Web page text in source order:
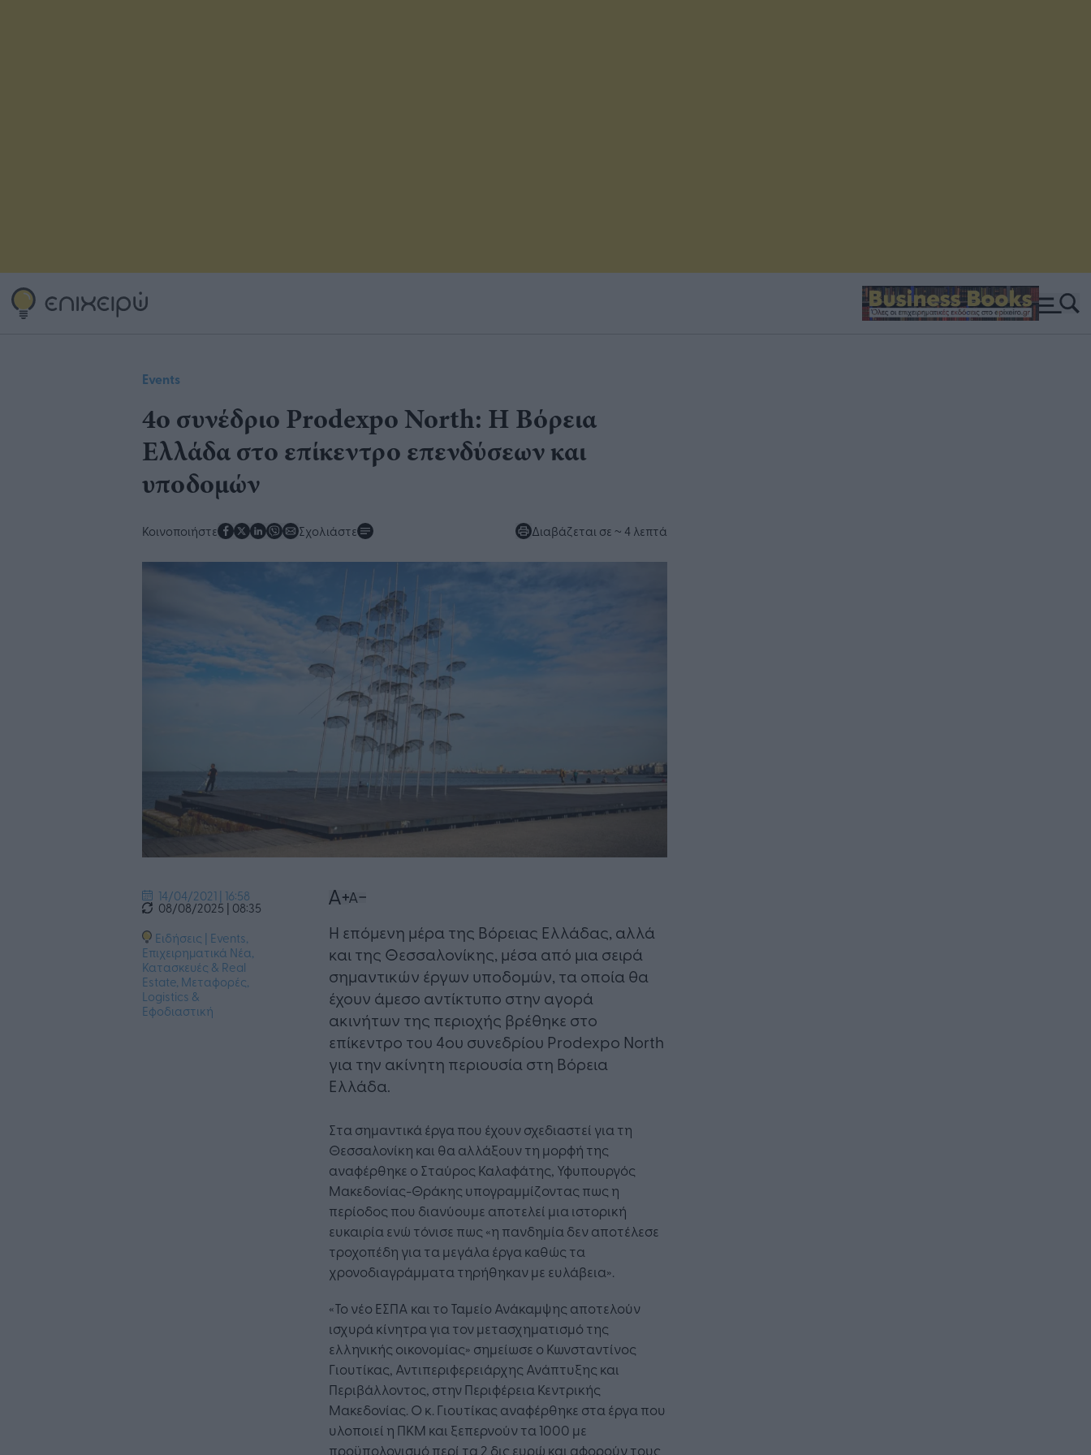
Events
4ο συνέδριο Prodexpo North: ​Η Βόρεια
Ελλάδα στο επίκεντρο επενδύσεων και
υποδομών
Κοινοποιήστε Σχολιάστε Διαβάζεται σε ~ 4 λεπτά
14/04/2021 | 16:58
08/08/2025 | 08:35
Ειδήσεις | Events,
Επιχειρηματικά Νέα,
Κατασκευές & Real
Estate, Μεταφορές,
Logistics &
Εφοδιαστική
​​Η επόμενη μέρα της Βόρειας Ελλάδας, αλλά
και της Θεσσαλονίκης, μέσα από μια σειρά
σημαντικών έργων υποδομών, τα οποία θα
έχουν άμεσο αντίκτυπο στην αγορά
ακινήτων της περιοχής βρέθηκε στο
επίκεντρο του 4ου συνεδρίου Prodexpo North
για την ακίνητη περιουσία στη Βόρεια
Ελλάδα.
Στα σημαντικά έργα που έχουν σχεδιαστεί για τη
Θεσσαλονίκη και θα αλλάξουν τη μορφή της
αναφέρθηκε ο Σταύρος Καλαφάτης, Υφυπουργός
Μακεδονίας-Θράκης υπογραμμίζοντας πως η
περίοδος που διανύουμε αποτελεί μια ιστορική
ευκαιρία ενώ τόνισε πως «η πανδημία δεν αποτέλεσε
τροχοπέδη για τα μεγάλα έργα καθώς τα
χρονοδιαγράμματα τηρήθηκαν με ευλάβεια».
«Το νέο ΕΣΠΑ και το Ταμείο Ανάκαμψης αποτελούν
ισχυρά κίνητρα για τον μετασχηματισμό της
ελληνικής οικονομίας» σημείωσε ο Κωνσταντίνος
Γιουτίκας, Αντιπεριφερειάρχης Ανάπτυξης και
Περιβάλλοντος, στην Περιφέρεια Κεντρικής
Μακεδονίας. Ο κ. Γιουτίκας αναφέρθηκε στα έργα που
υλοποιεί η ΠΚΜ και ξεπερνούν τα 1000 με
προϋπολογισμό περί τα 2 δις ευρώ και αφορούν τους